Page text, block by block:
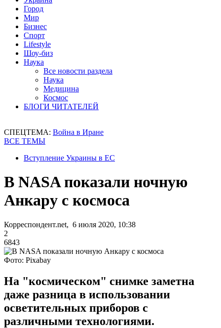
Город
Мир
Бизнес
Спорт
Lifestyle
Шоу-биз
Наука
Все новости раздела
Наука
Медицина
Космос
БЛОГИ ЧИТАТЕЛЕЙ
СПЕЦТЕМА: Война в Иране
ВСЕ ТЕМЫ
Вступление Украины в ЕС
В NASA показали ночную
Анкару с космоса
Корреспондент.net, 6 июля 2020, 10:38
2
6843
Фото: Pixabay
На "космическом" снимке заметна
даже разница в использовании
осветительных приборов с
различными технологиями.